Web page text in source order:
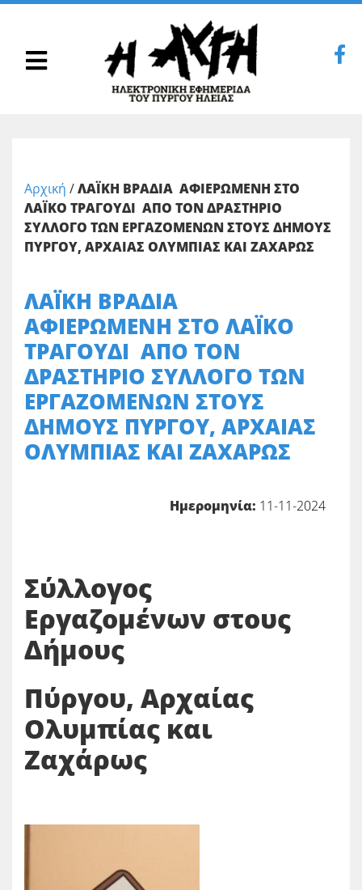
Αρχική /ΛΑΪΚΗ ΒΡΑΔΙΑ ΑΦΙΕΡΩΜΕΝΗ ΣΤΟ
ΛΑΪΚΟ ΤΡΑΓΟΥΔΙ ΑΠΟ ΤΟΝ ΔΡΑΣΤΗΡΙΟ
ΣΥΛΛΟΓΟ ΤΩΝ ΕΡΓΑΖΟΜΕΝΩΝ ΣΤΟΥΣ ΔΗΜΟΥΣ
ΠΥΡΓΟΥ, ΑΡΧΑΙΑΣ ΟΛΥΜΠΙΑΣ ΚΑΙ ΖΑΧΑΡΩΣ
ΛΑΪΚΗ ΒΡΑΔΙΑ
ΑΦΙΕΡΩΜΕΝΗ ΣΤΟ ΛΑΪΚΟ
ΤΡΑΓΟΥΔΙ ΑΠΟ ΤΟΝ
ΔΡΑΣΤΗΡΙΟ ΣΥΛΛΟΓΟ ΤΩΝ
ΕΡΓΑΖΟΜΕΝΩΝ ΣΤΟΥΣ
ΔΗΜΟΥΣ ΠΥΡΓΟΥ, ΑΡΧΑΙΑΣ
ΟΛΥΜΠΙΑΣ ΚΑΙ ΖΑΧΑΡΩΣ
Ημερομηνία: 11-11-2024
Σύλλογος
Εργαζομένων στους
Δήμους
Πύργου, Αρχαίας
Ολυμπίας και
Ζαχάρως